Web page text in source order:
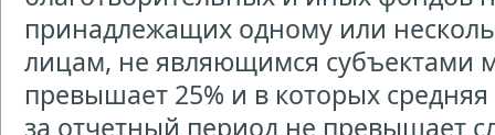
принадлежащих одному или
лицам, не являющимся субъектами
превышает 25% и в которых
за отчетный период не превышает